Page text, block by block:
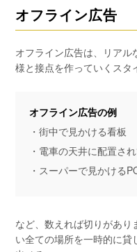
オフライン広告
オフライン広告は、リア
様と接点を作っていくスタ
オフライン広告の例
・街中で見かける看板
・電車の天井に配置さ
・スーパーで見かける
など、数えれば切りがあ
い全ての場所を一時的に